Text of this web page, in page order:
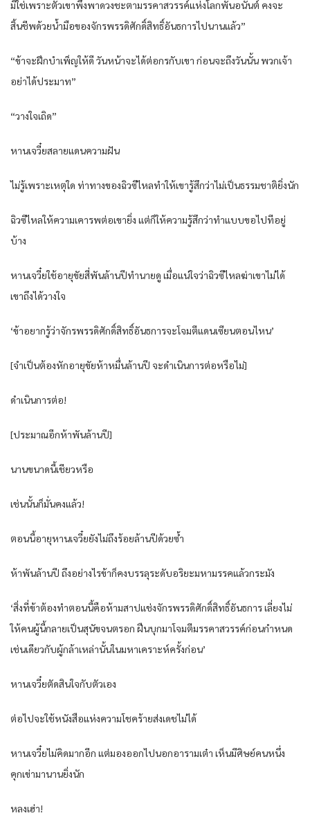
มิใช่เพราะตัวเขาพึ่งพาดวงชะตามรรคาสวรรค์แห่งโลกพันอนันต์ คงจะ
สิ้นชีพด้วยน้ำมือของจักรพรรดิศักดิ์สิทธิ์อันธการไปนานแล้ว”
“ข้าจะฝึกบำเพ็ญให้ดี วันหน้าจะได้ต่อกรกับเขา ก่อนจะถึงวันนั้น พวกเจ้า
อย่าได้ประมาท”
“วางใจเถิด”
หานเจวี๋ยสลายแดนความฝัน
ไม่รู้เพราะเหตุใด ท่าทางของฉิวซีไหลทำให้เขารู้สึกว่าไม่เป็นธรรมชาติยิ่งนัก
ฉิวซีไหลให้ความเคารพต่อเขายิ่ง แต่ก็ให้ความรู้สึกว่าทำแบบขอไปทีอยู่
บ้าง
หานเจวี๋ยใช้อายุขัยสี่พันล้านปีทำนายดู เมื่อแน่ใจว่าฉิวซีไหลฆ่าเขาไม่ได้
เขาถึงได้วางใจ
‘ข้าอยากรู้ว่าจักรพรรดิศักดิ์สิทธิ์อันธการจะโจมตีแดนเซียนตอนไหน’
[จำเป็นต้องหักอายุขัยห้าหมื่นล้านปี จะดำเนินการต่อหรือไม่]
ดำเนินการต่อ!
[ประมาณอีกห้าพันล้านปี]
นานขนาดนี้เชียวหรือ
เช่นนั้นก็มั่นคงแล้ว!
ตอนนี้อายุหานเจวี๋ยยังไม่ถึงร้อยล้านปีด้วยซ้ำ
ห้าพันล้านปี ถึงอย่างไรข้าก็คงบรรลุระดับอริยะมหามรรคแล้วกระมัง
‘สิ่งที่ข้าต้องทำตอนนี้คือห้ามสาปแช่งจักรพรรดิศักดิ์สิทธิ์อันธการ เลี่ยงไม่
ให้คนผู้นี้กลายเป็นสุนัขจนตรอก ฝืนบุกมาโจมตีมรรคาสวรรค์ก่อนกำหนด
เช่นเดียวกับผู้กล้าเหล่านั้นในมหาเคราะห์ครั้งก่อน’
หานเจวี๋ยตัดสินใจกับตัวเอง
ต่อไปจะใช้หนังสือแห่งความโชคร้ายส่งเดชไม่ได้
หานเจวี๋ยไม่คิดมากอีก แต่มองออกไปนอกอารามเต๋า เห็นมีศิษย์คนหนึ่ง
คุกเข่ามานานยิ่งนัก
หลงเฮ่า!